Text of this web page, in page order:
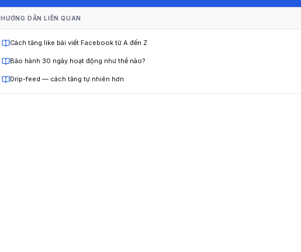
HƯỚNG DẪN LIÊN QUAN
Cách tăng like bài viết Facebook từ A đến Z
Bảo hành 30 ngày hoạt động như thế nào?
Drip-feed — cách tăng tự nhiên hơn